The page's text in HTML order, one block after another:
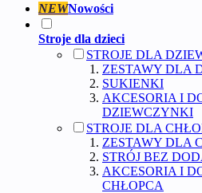
NEWNowości
Stroje dla dzieci
STROJE DLA
ZESTAWY DLA
SUKIENKI
AKCESORIA I
DZIEWCZYNKI
STROJE DLA
ZESTAWY DLA
STRÓJ BEZ
AKCESORIA I
CHŁOPCA